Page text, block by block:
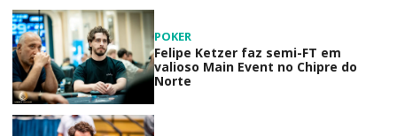
POKER
Felipe Ketzer faz semi-FT em
valioso Main Event no Chipre do
Norte